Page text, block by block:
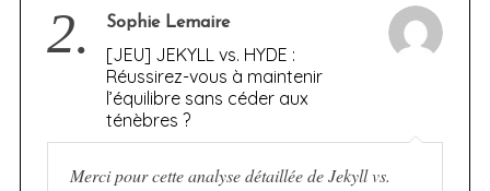
2. Sophie Lemaire
[JEU] JEKYLL vs. HYDE :
Réussirez-vous à maintenir
l’équilibre sans céder aux
ténèbres ?
Merci pour cette analyse détaillée de Jekyll vs.